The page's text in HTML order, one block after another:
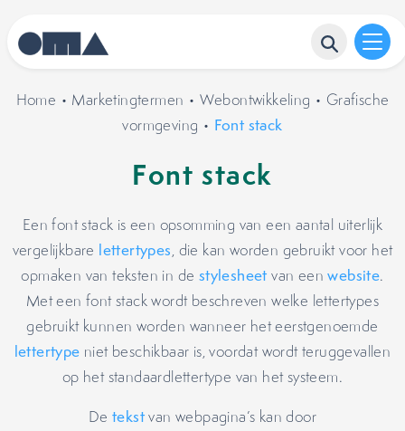
Home • Marketingtermen • Webontwikkeling • Grafische
vormgeving • Font stack
Font stack
Een font stack is een opsomming van een aantal uiterlijk
vergelijkbare lettertypes, die kan worden gebruikt voor het
opmaken van teksten in de stylesheet van eenwebsite.
Met een font stack wordt beschreven welke lettertypes
gebruikt kunnen worden wanneer het eerstgenoemde
lettertype niet beschikbaar is, voordat wordt teruggevallen
op het standaardlettertype van het systeem.
Detekstvan webpagina’s kan door